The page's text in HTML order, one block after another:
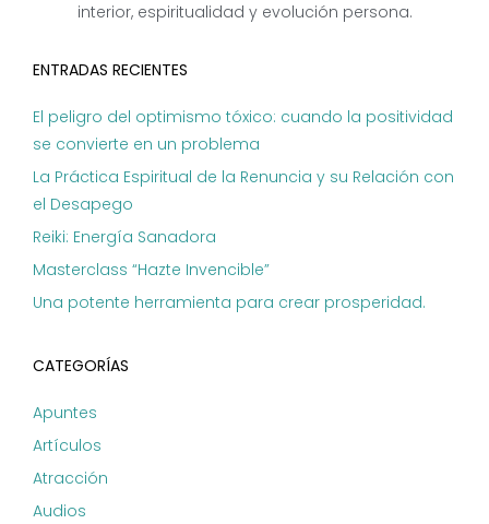
interior, espiritualidad y evolución persona.
ENTRADAS RECIENTES
El peligro del optimismo tóxico: cuando la positividad
se convierte en un problema
La Práctica Espiritual de la Renuncia y su Relación con
el Desapego
Reiki: Energía Sanadora
Masterclass “Hazte Invencible”
Una potente herramienta para crear prosperidad.
CATEGORÍAS
Apuntes
Artículos
Atracción
Audios